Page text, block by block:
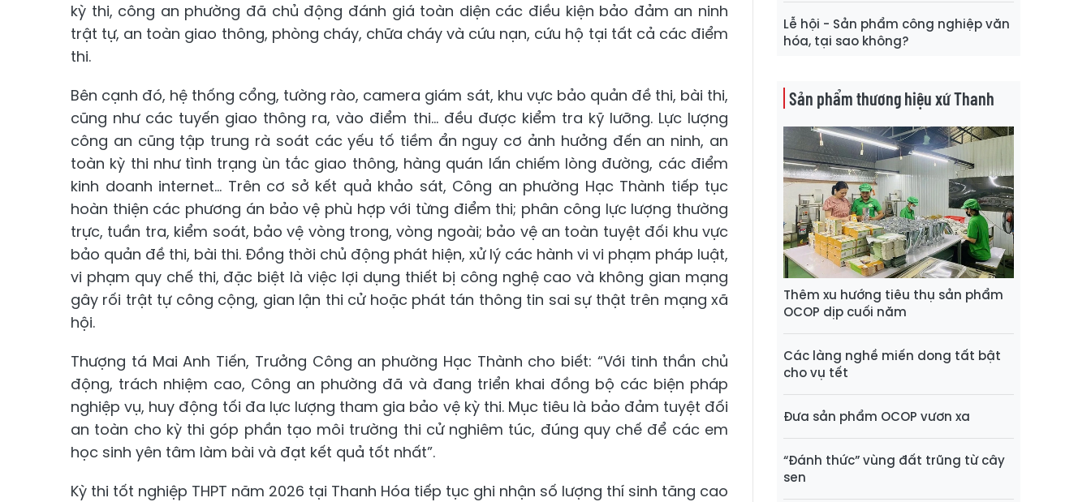
kỳ thi, công an phường đã chủ động đánh giá toàn diện các điều kiện bảo đảm an ninh
trật tự, an toàn giao thông, phòng cháy, chữa cháy và cứu nạn, cứu hộ tại tất cả các điểm
thi.
Bên cạnh đó, hệ thống cổng, tường rào, camera giám sát, khu vực bảo quản đề thi, bài thi,
cũng như các tuyến giao thông ra, vào điểm thi... đều được kiểm tra kỹ lưỡng. Lực lượng
công an cũng tập trung rà soát các yếu tố tiềm ẩn nguy cơ ảnh hưởng đến an ninh, an
toàn kỳ thi như tình trạng ùn tắc giao thông, hàng quán lấn chiếm lòng đường, các điểm
kinh doanh internet... Trên cơ sở kết quả khảo sát, Công an phường Hạc Thành tiếp tục
hoàn thiện các phương án bảo vệ phù hợp với từng điểm thi; phân công lực lượng thường
trực, tuần tra, kiểm soát, bảo vệ vòng trong, vòng ngoài; bảo vệ an toàn tuyệt đối khu vực
bảo quản đề thi, bài thi. Đồng thời chủ động phát hiện, xử lý các hành vi vi phạm pháp luật,
vi phạm quy chế thi, đặc biệt là việc lợi dụng thiết bị công nghệ cao và không gian mạng
gây rối trật tự công cộng, gian lận thi cử hoặc phát tán thông tin sai sự thật trên mạng xã
hội.
Thượng tá Mai Anh Tiến, Trưởng Công an phường Hạc Thành cho biết: “Với tinh thần chủ
động, trách nhiệm cao, Công an phường đã và đang triển khai đồng bộ các biện pháp
nghiệp vụ, huy động tối đa lực lượng tham gia bảo vệ kỳ thi. Mục tiêu là bảo đảm tuyệt đối
an toàn cho kỳ thi góp phần tạo môi trường thi cử nghiêm túc, đúng quy chế để các em
học sinh yên tâm làm bài và đạt kết quả tốt nhất”.
Kỳ thi tốt nghiệp THPT năm 2026 tại Thanh Hóa tiếp tục ghi nhận số lượng thí sinh tăng cao
Lễ hội - Sản phẩm công nghiệp văn
hóa, tại sao không?
Sản phẩm thương hiệu xứ Thanh
Thêm xu hướng tiêu thụ sản phẩm
OCOP dịp cuối năm
Các làng nghề miến dong tất bật
cho vụ tết
Đưa sản phẩm OCOP vươn xa
“Đánh thức” vùng đất trũng từ cây
sen